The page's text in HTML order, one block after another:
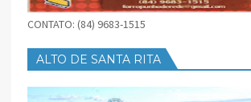
CONTATO: (84) 9683-1515
ALTO DE SANTA RITA